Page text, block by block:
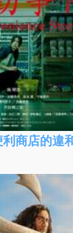
利商店的違